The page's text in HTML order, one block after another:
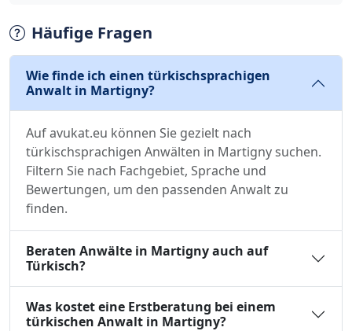
Häufige Fragen
Wie finde ich einen türkischsprachigen
Anwalt in Martigny?
Auf avukat.eu können Sie gezielt nach
türkischsprachigen Anwälten in Martigny suchen.
Filtern Sie nach Fachgebiet, Sprache und
Bewertungen, um den passenden Anwalt zu
finden.
Beraten Anwälte in Martigny auch auf
Türkisch?
Was kostet eine Erstberatung bei einem
türkischen Anwalt in Martigny?